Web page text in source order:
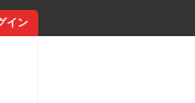
イン